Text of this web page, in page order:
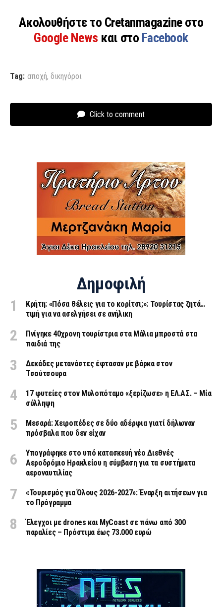
Ακολουθήστε το Cretanmagazine στο
Google News και στο Facebook
Tag: αποχή, δικηγόροι
Click to comment
Δημοφιλή
Κρήτη: «Πόσα θέλεις για το κορίτσι;»: Τουρίστας ζητά…
τιμή για να ασελγήσει σε ανήλικη
Πνίγηκε 40χρονη τουρίστρια στα Μάλια μπροστά στα
παιδιά της
Δεκάδες μετανάστες έφτασαν με βάρκα στον
Τσούτσουρα
17 φυτείες στον Μυλοπόταμο «ξερίζωσε» η ΕΛ.ΑΣ. – Μία
σύλληψη
Μεσαρά: Χειροπέδες σε δύο αδέρφια γιατί δήλωναν
πρόσβαλα που δεν είχαν
Υπογράφηκε στο υπό κατασκευή νέο Διεθνές
Αεροδρόμιο Ηρακλείου η σύμβαση για τα συστήματα
αεροναυτιλίας
«Τουρισμός για Όλους 2026-2027»: Έναρξη αιτήσεων για
το Πρόγραμμα
Έλεγχοι με drones και MyCoast σε πάνω από 300
παραλίες – Πρόστιμα έως 73.000 ευρώ